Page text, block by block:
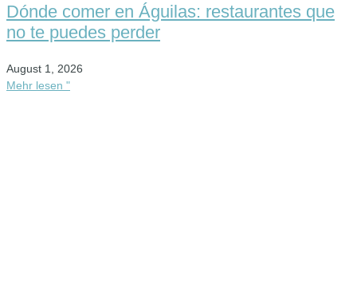
Dónde comer en Águilas: restaurantes que
no te puedes perder
August 1, 2026
Mehr lesen "